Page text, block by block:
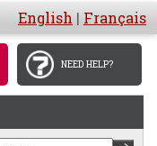
English | Français
NEED HELP?